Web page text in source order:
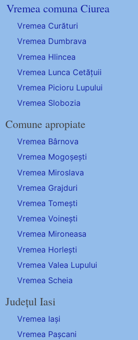
Vremea comuna Ciurea
Vremea Curături
Vremea Dumbrava
Vremea Hlincea
Vremea Lunca Cetățuii
Vremea Picioru Lupului
Vremea Slobozia
Comune apropiate
Vremea Bârnova
Vremea Mogoșești
Vremea Miroslava
Vremea Grajduri
Vremea Tomești
Vremea Voinești
Vremea Mironeasa
Vremea Horlești
Vremea Valea Lupului
Vremea Scheia
Județul Iasi
Vremea Iași
Vremea Pașcani